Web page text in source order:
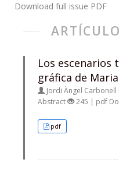
Download full issue PDF
Los escenarios
gráfica de
Jordi Àngel Carbonell
Abstract
245 | pdf
pdf